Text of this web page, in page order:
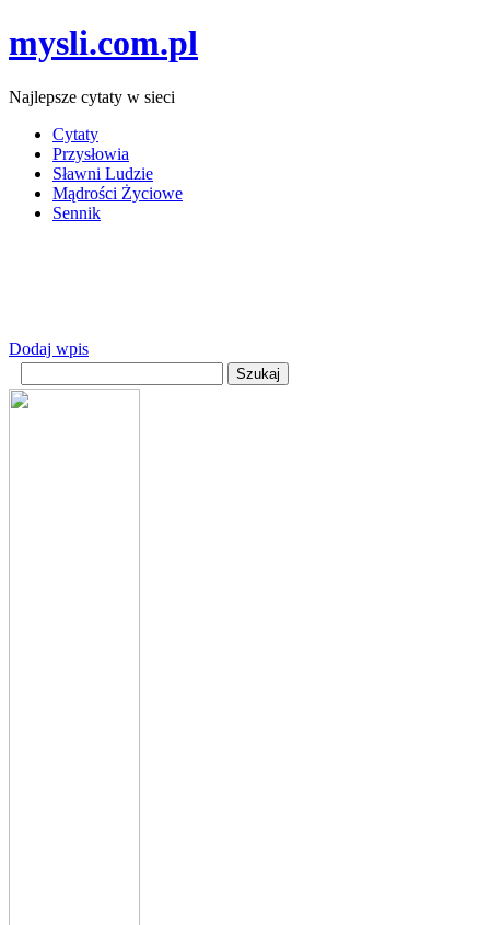
mysli.com.pl
Najlepsze cytaty w sieci
Cytaty
Przysłowia
Sławni Ludzie
Mądrości Życiowe
Sennik
Dodaj wpis